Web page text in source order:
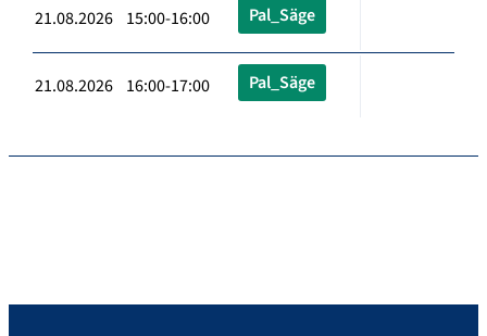
21.08.2026 15:00-16:00 Pal_Säge
21.08.2026 16:00-17:00 Pal_Säge